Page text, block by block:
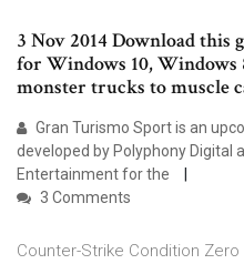
3 Nov 2014 Download
for Windows 10,
monster trucks to muscle
Gran Turismo Sport is an
developed by Polyphony Digital
Entertainment for the
3 Comments
Counter-Strike Condition Zero